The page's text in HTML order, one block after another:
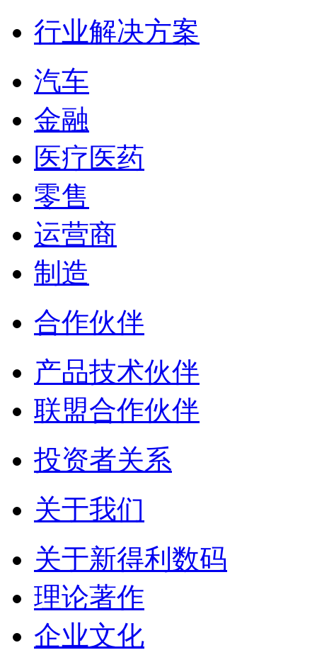
行业解决方案
汽车
金融
医疗医药
零售
运营商
制造
合作伙伴
产品技术伙伴
联盟合作伙伴
投资者关系
关于我们
关于新得利数码
理论著作
企业文化